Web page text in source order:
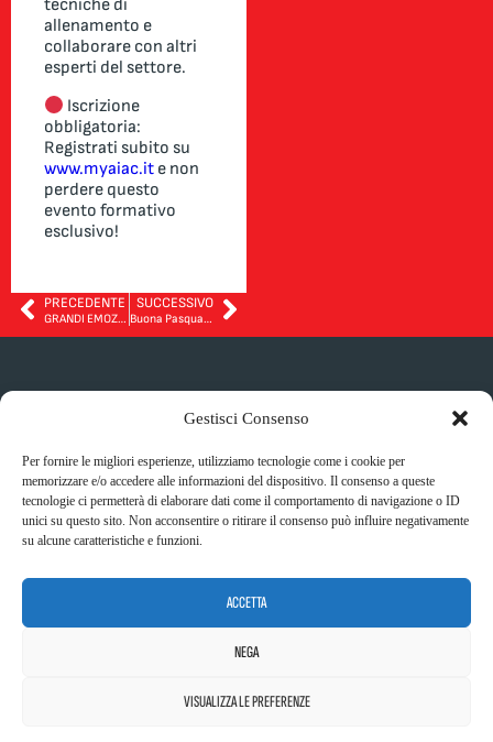
Gestisci Consenso
Per fornire le migliori esperienze, utilizziamo tecnologie come i cookie per
memorizzare e/o accedere alle informazioni del dispositivo. Il consenso a queste
tecnologie ci permetterà di elaborare dati come il comportamento di navigazione o ID
unici su questo sito. Non acconsentire o ritirare il consenso può influire negativamente
su alcune caratteristiche e funzioni.
ACCETTA
NEGA
VISUALIZZA LE PREFERENZE
tecniche di
allenamento e
collaborare con altri
esperti del settore.
Iscrizione
obbligatoria:
Registrati subito su
www.myaiac.it e non
perdere questo
evento formativo
esclusivo!
PRECEDENTE
GRANDI EMOZIONI A SAN SIRO!
SUCCESSIVO
Buona Pasqua da Eracle Sport FC
DOVE CI
ALLENIAMO
Indirizzo:
Via Roma 44,
22070,
Casnate Con
Bernate (CO)
Privacy policy
Cookie policy
Safeguarding